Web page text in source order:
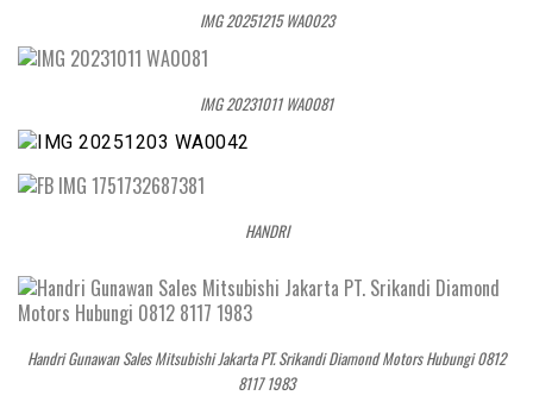
IMG 20251215 WA0023
IMG 20231011 WA0081
HANDRI
Handri Gunawan Sales Mitsubishi Jakarta PT. Srikandi Diamond Motors Hubungi 0812
8117 1983